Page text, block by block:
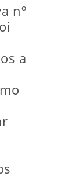
nº
a